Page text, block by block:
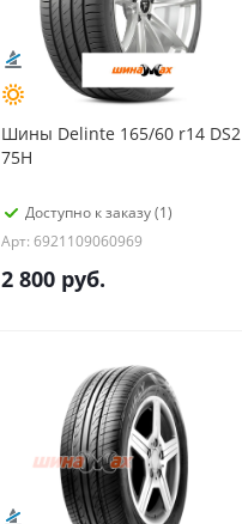
Шины Delinte 165/60 r14 DS2
75H
Доступно к заказу (1)
Арт: 6921109060969
2 800 руб.